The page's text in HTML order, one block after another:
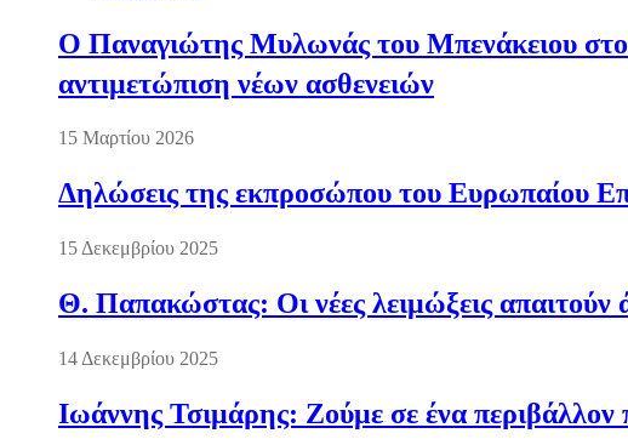
Ο Παναγιώτης Μυλωνάς του Μπενάκειου
αντιμετώπιση νέων ασθενειών
15 Μαρτίου 2026
Δηλώσεις της εκπροσώπου του Ευρωπαίου
15 Δεκεμβρίου 2025
Θ. Παπακώστας: Οι νέες λειμώξεις απαιτούν
14 Δεκεμβρίου 2025
Ιωάννης Τσιμάρης: Ζούμε σε ένα